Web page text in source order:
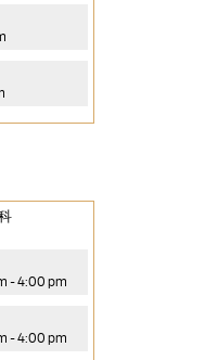
- 4:00 pm
- 4:00 pm